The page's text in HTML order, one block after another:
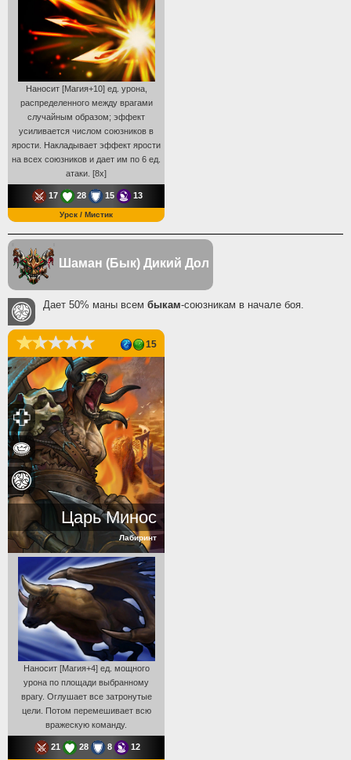
Наносит [Магия+10] ед. урона,
распределенного между врагами
случайным образом; эффект
усиливается числом союзников в
ярости. Накладывает эффект ярости
на всех союзников и дает им по 6 ед.
атаки. [8x]
17 28 15 13
Урск / Мистик
Шаман (Бык) Дикий Дол
Дает 50% маны всем быкам-союзникам в начале боя.
15
Царь Минос
Лабиринт
Наносит [Магия+4] ед. мощного
урона по площади выбранному
врагу. Оглушает все затронутые
цели. Потом перемешивает всю
вражескую команду.
21 28 8 12